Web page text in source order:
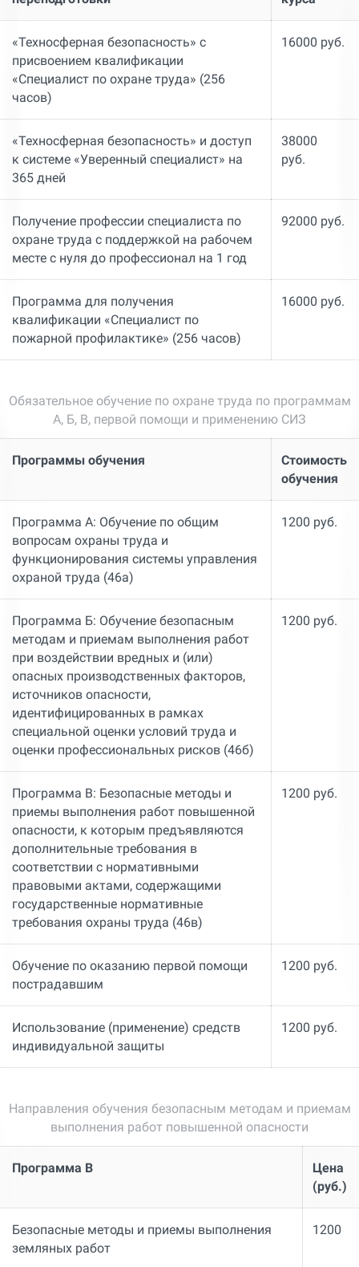
«Техносферная безопасность» с
присвоением квалификации
«Специалист по охране труда» (256
часов)
16000 руб.
«Техносферная безопасность» и доступ
к системе «Уверенный специалист» на
365 дней
38000
руб.
Получение профессии специалиста по
охране труда с поддержкой на рабочем
месте с нуля до профессионал на 1 год
92000 руб.
Программа для получения
квалификации «Специалист по
пожарной профилактике» (256 часов)
16000 руб.
Обязательное обучение по охране труда по программам
А, Б, В, первой помощи и применению СИЗ
Программы обучения
Стоимость
обучения
Программа А: Обучение по общим
вопросам охраны труда и
функционирования системы управления
охраной труда (46а)
1200 руб.
Программа Б: Обучение безопасным
методам и приемам выполнения работ
при воздействии вредных и (или)
опасных производственных факторов,
источников опасности,
идентифицированных в рамках
специальной оценки условий труда и
оценки профессиональных рисков (46б)
1200 руб.
Программа В: Безопасные методы и
приемы выполнения работ повышенной
опасности, к которым предъявляются
дополнительные требования в
соответствии с нормативными
правовыми актами, содержащими
государственные нормативные
требования охраны труда (46в)
1200 руб.
Обучение по оказанию первой помощи
пострадавшим
1200 руб.
Использование (применение) средств
индивидуальной защиты
1200 руб.
Направления обучения безопасным методам и приемам
выполнения работ повышенной опасности
Программа В
Цена
(руб.)
Безопасные методы и приемы выполнения
земляных работ
1200